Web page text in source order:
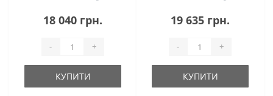
18 040 грн.
- +
КУПИТИ
19 635 грн.
- +
КУПИТИ